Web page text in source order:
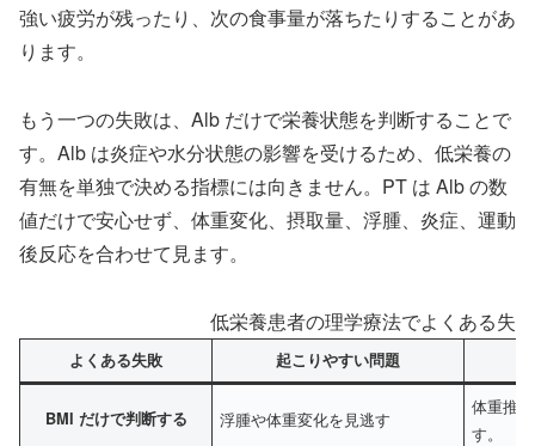
強い疲労が残ったり、次の食事量が落ちたりすることがあ
ります。
もう一つの失敗は、Alb だけで栄養状態を判断することで
す。Alb は炎症や水分状態の影響を受けるため、低栄養の
有無を単独で決める指標には向きません。PT は Alb の数
値だけで安心せず、体重変化、摂取量、浮腫、炎症、運動
後反応を合わせて見ます。
低栄養患者の理学療法でよくある失
よくある失敗 起こりやすい問題
BMI だけで判断する 浮腫や体重変化を見逃す
体重推
す。